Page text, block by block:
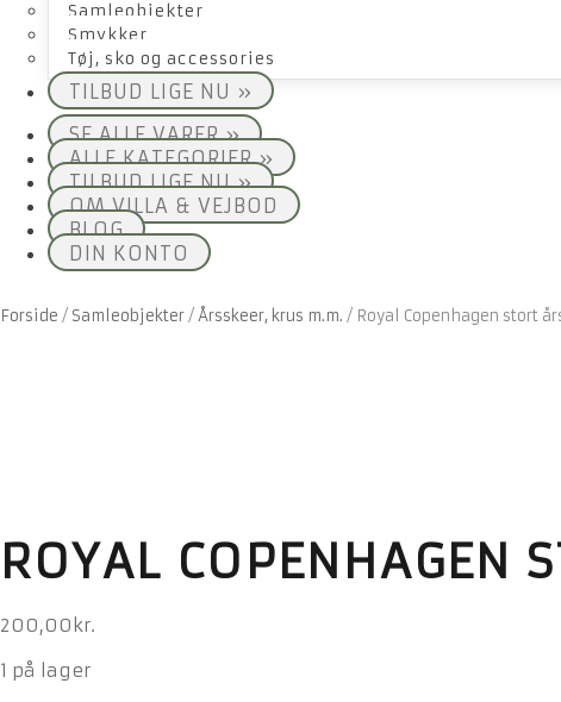
Samleobjekter
Smykker
Tøj, sko og accessories
TILBUD LIGE NU »
SE ALLE VARER »
ALLE KATEGORIER »
TILBUD LIGE NU »
OM VILLA & VEJBOD
BLOG
DIN KONTO
Forside / Samleobjekter/Årsskeer, krus m.m. / Royal Copenhagen stort
ROYAL COPENHAGEN
200,00 kr.
1 på lager